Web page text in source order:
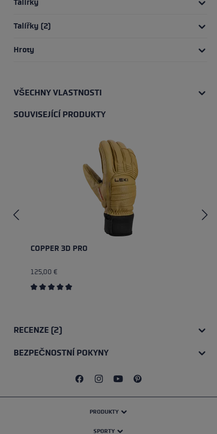
Talířky
Talířky (2)
Hroty
VŠECHNY VLASTNOSTI
SOUVISEJÍCÍ PRODUKTY
COPPER 3D PRO
125,00 €
RECENZE (2)
BEZPEČNOSTNÍ POKYNY
PRODUKTY
SPORTY